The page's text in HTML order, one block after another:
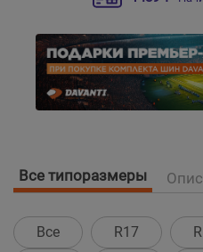
Все типоразмеры
Все R17